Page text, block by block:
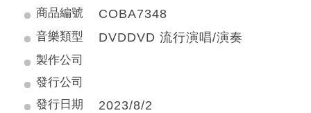
商品編號 COBA7348
音樂類型 DVDDVD 流行演唱/演奏
製作公司
發行公司
發行日期
2023/8/2